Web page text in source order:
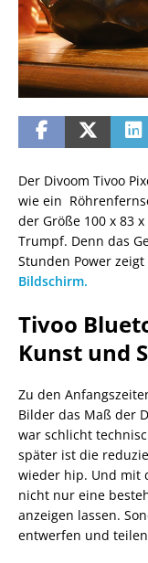
Der Divoom Tivoo
wie ein
der Größe 100 x 83
Trumpf. Denn das
Stunden Power zeigt
Bildschirm.
Tivoo
Kunst und
Zu den
Bilder das Maß der
war schlicht
später ist die
wieder hip. Und mit
nicht nur eine
anzeigen lassen.
entwerfen und